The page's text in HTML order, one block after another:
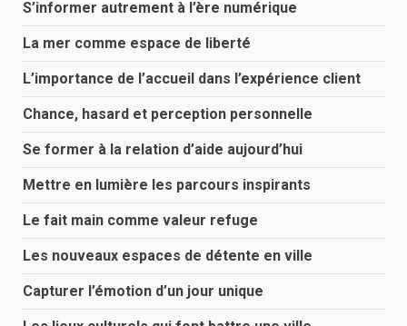
S’informer autrement à l’ère numérique
La mer comme espace de liberté
L’importance de l’accueil dans l’expérience client
Chance, hasard et perception personnelle
Se former à la relation d’aide aujourd’hui
Mettre en lumière les parcours inspirants
Le fait main comme valeur refuge
Les nouveaux espaces de détente en ville
Capturer l’émotion d’un jour unique